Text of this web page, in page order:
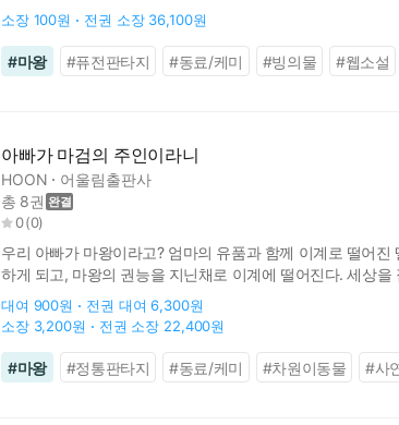
것. 이곳은 인류의 모든 신화와 민담, 고전 문학이 살아 숨 쉬
소장 100원 전권 소장 36,100원
#마왕 #퓨전판타지 #동료/케미 #빙의물 #웹소설
아빠가 마검의 주인이라니
HOON
어울림출판사
총 8권
0(0)
우리 아빠가 마왕이라고? 엄마의 유품과 함께 이계로 떨어
하게 되고, 마왕의 권능을 지닌채로 이계에 떨어진다. 세상
대여 900원 전권 대여 6,300원
소장 3,200원 전권 소장 22,400원
#마왕 #정통판타지 #동료/케미 #차원이동물 #사